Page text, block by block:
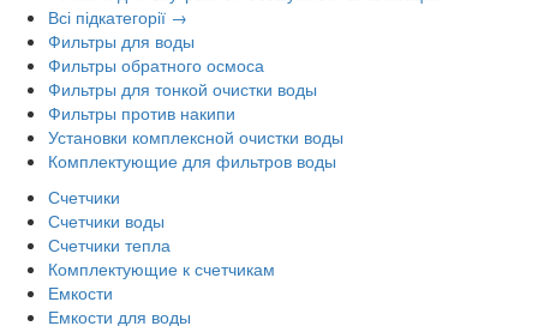
Всі підкатегорії →
Фильтры для воды
Фильтры обратного осмоса
Фильтры для тонкой очистки воды
Фильтры против накипи
Установки комплексной очистки воды
Комплектующие для фильтров воды
Счетчики
Счетчики воды
Счетчики тепла
Комплектующие к счетчикам
Емкости
Емкости для воды